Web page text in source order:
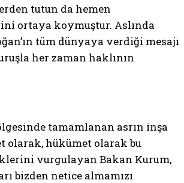
tutun da hemen
ortaya koymuştur. Aslında
tüm dünyaya verdiği mesajı
her zaman haklının
tamamlanan asrın inşa
olarak, hükümet olarak bu
vurgulayan Bakan Kurum,
bizden netice almamızı